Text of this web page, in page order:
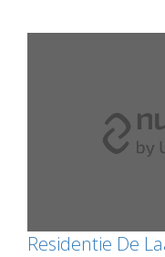
Residentie De